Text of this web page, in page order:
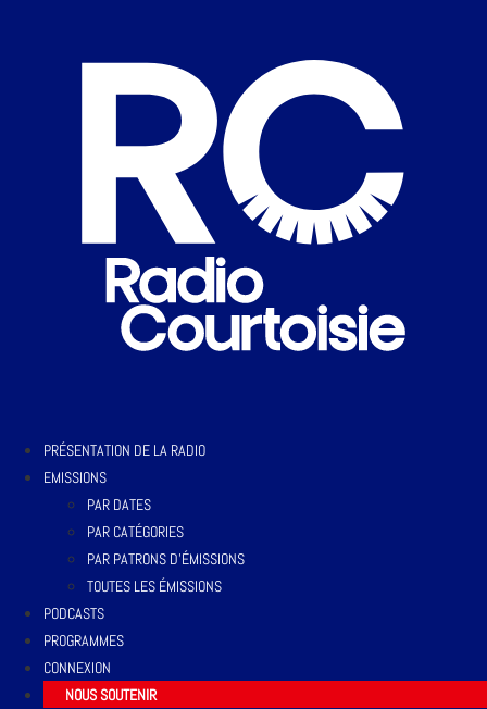
PRÉSENTATION DE LA RADIO
EMISSIONS
PAR DATES
PAR CATÉGORIES
PAR PATRONS D’ÉMISSIONS
TOUTES LES ÉMISSIONS
PODCASTS
PROGRAMMES
CONNEXION
NOUS SOUTENIR